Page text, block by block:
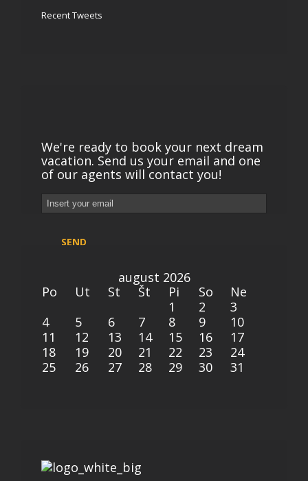
Recent Tweets
We're ready to book your next dream
vacation. Send us your email and one
of our agents will contact you!
august 2026
Po
Ut St Št Pi So
Ne
1
2
3
4
5 6 7 8 9
10
11
12 13 14 15 16
17
18
19 20 21 22 23
24
25
26 27 28 29 30 31